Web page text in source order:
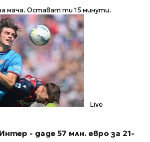
мача. Остават ти 15 минути.
Live
- даде 57 млн. евро за 21-